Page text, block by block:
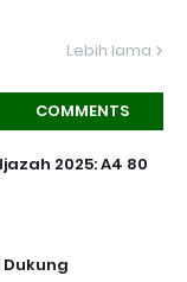
Lebih lama
COMMENTS
2025: A4 80
Dukung